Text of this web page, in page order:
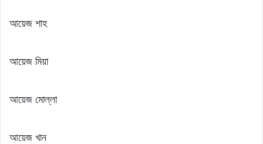
আয়েজ শাহ
আয়েজ মিয়া
আয়েজ মোল্লা
আয়েজ খান